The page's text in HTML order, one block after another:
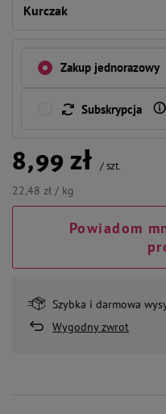
Kurczak
Zakup jednorazowy
Subskrypcja
8,99 zł /szt.
22,48 zł / kg
Powiadom
Szybka i darmowa
Wygodny zwrot